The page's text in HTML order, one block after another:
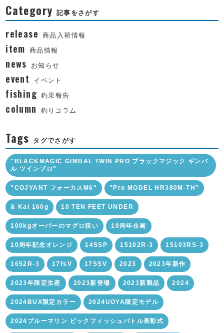
Category 記事をさがす
release 商品入荷情報
item 商品情報
news お知らせ
event イベント
fishing 釣果報告
column 釣りコラム
Tags タグでさがす
"BLACKMAGIC GIMBAL TWIN PRO ブラックマジック ギンバ
ル ツインプロ"
"COJYANT フォーカスM6" "Pro MODEL HR380M-TH"
& Kai 160g 10 TEN FEET UNDER
100kgオーバーのマグロ狙い 10周年企画
10周年記念オレンジ 14SSP 15102R-3 15103RS-3
1652R-3 17fsV 17SSV 2023 2023年新作
2023年限定生産 2023新登場 2023新製品 2024
2024BUX限定カラー 2024UOYA限定モデル
2024ブルーマリン ビックフィッシュバトル表彰式